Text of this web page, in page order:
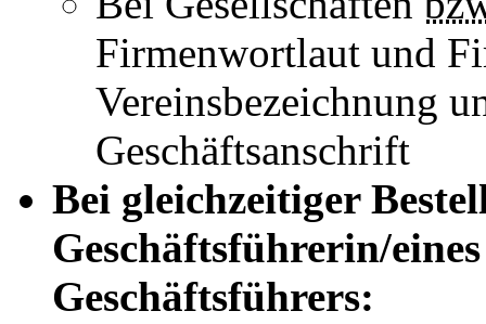
Firmenwortlaut und
Vereinsbezeichnung
Geschäftsanschrift
Bei gleichzeitiger
Geschäftsführerin/
Geschäftsführers: